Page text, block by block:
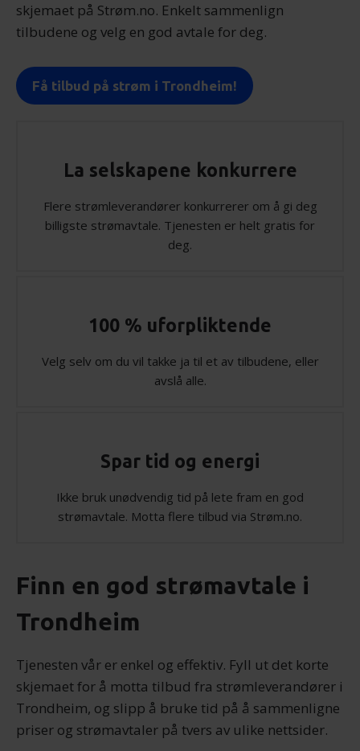
skjemaet på Strøm.no. Enkelt sammenlign
tilbudene og velg en god avtale for deg.
Få tilbud på strøm i Trondheim!
La selskapene konkurrere
Flere strømleverandører konkurrerer om å gi deg
billigste strømavtale. Tjenesten er helt gratis for
deg.
100 % uforpliktende
Velg selv om du vil takke ja til et av tilbudene, eller
avslå alle.
Spar tid og energi
Ikke bruk unødvendig tid på lete fram en god
strømavtale. Motta flere tilbud via Strøm.no.
Finn en god strømavtale i
Trondheim
Tjenesten vår er enkel og effektiv. Fyll ut det korte
skjemaet for å motta tilbud fra strømleverandører i
Trondheim, og slipp å bruke tid på å sammenligne
priser og strømavtaler på tvers av ulike nettsider.